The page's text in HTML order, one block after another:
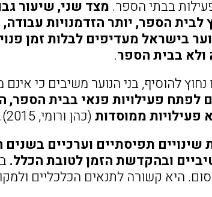
בבתי הספר.
לבית הספר, יותר הזדמנויות עבודה,
בישראל מעדיפים לבלות זמן פנוי
ולא בבית הספר.
להוסיף, בני הנוער משיבים כי אינם
לפתח פעילויות פנאי בבית הספר,
פעילויות ממוסדות(כהן ורומי, 2015).
תפיסתיים וערכיים בשנים
ובהקדשת הזמן לטובת הכלל.
היא קשורה לתנאים הכלכליים